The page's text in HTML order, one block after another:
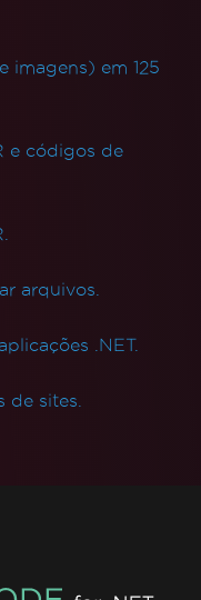
imagens) em 125
e códigos de
arquivos.
.NET.
de sites.